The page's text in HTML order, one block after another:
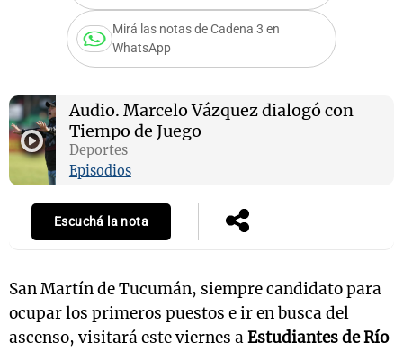
Mirá las notas de Cadena 3 en
WhatsApp
Audio. Marcelo Vázquez dialogó con
Tiempo de Juego
Deportes
Episodios
Escuchá la nota
San Martín de Tucumán, siempre candidato para
ocupar los primeros puestos e ir en busca del
ascenso, visitará este viernes aEstudiantes de Río